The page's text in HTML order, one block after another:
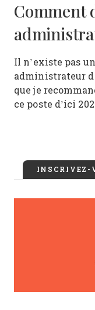
Comment
Il n’existe pas
administrateur
que je
ce poste d’ici
INSCRIVEZ-